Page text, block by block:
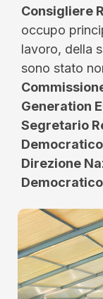
Consigliere
occupo
lavoro, della
sono stato
Generation
Segretario
Direzione
Democratico